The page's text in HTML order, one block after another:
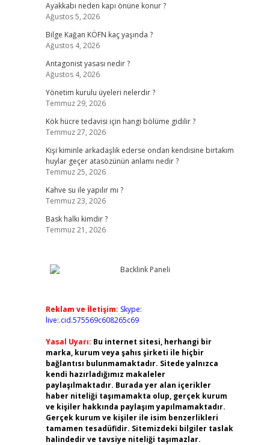
Ayakkabı neden kapı önüne konur ?
Ağustos 5, 2026
Bilge Kağan KÖFN kaç yaşında ?
Ağustos 4, 2026
Antagonist yasası nedir ?
Ağustos 4, 2026
Yönetim kurulu üyeleri nelerdir ?
Temmuz 29, 2026
Kök hücre tedavisi için hangi bölüme gidilir ?
Temmuz 27, 2026
Kişi kiminle arkadaşlık ederse ondan kendisine birtakım
huylar geçer atasözünün anlamı nedir ?
Temmuz 25, 2026
Kahve su ile yapılır mı ?
Temmuz 23, 2026
Bask halkı kimdir ?
Temmuz 21, 2026
Reklam ve İletişim: Skype:
live:.cid.575569c608265c69
Yasal Uyarı: Bu internet sitesi, herhangi bir
marka, kurum veya şahıs şirketi ile hiçbir
bağlantısı bulunmamaktadır. Sitede yalnızca
kendi hazırladığımız makaleler
paylaşılmaktadır. Burada yer alan içerikler
haber niteliği taşımamakta olup, gerçek kurum
ve kişiler hakkında paylaşım yapılmamaktadır.
Gerçek kurum ve kişiler ile isim benzerlikleri
tamamen tesadüfidir. Sitemizdeki bilgiler taslak
halindedir ve tavsiye niteliği taşımazlar.